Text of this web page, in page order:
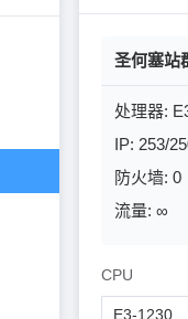
圣何塞站
处理器:
IP: 253/
防火墙: 0
流量: ∞
CPU
E3-1230